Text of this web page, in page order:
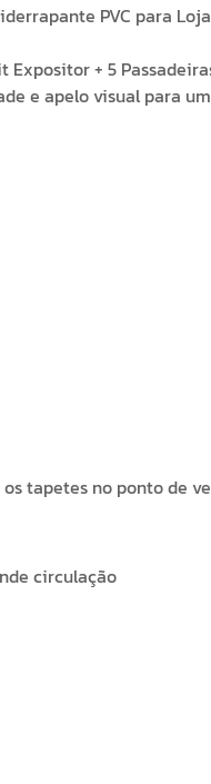
PVC para Loja
+ 5
e apelo visual para
tapetes no ponto de
circulação